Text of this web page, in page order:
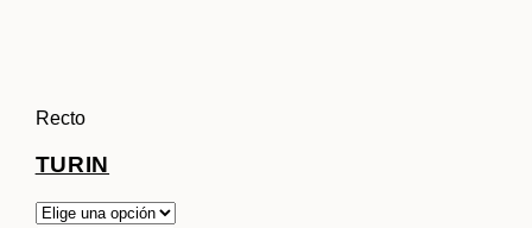
Recto
TURIN